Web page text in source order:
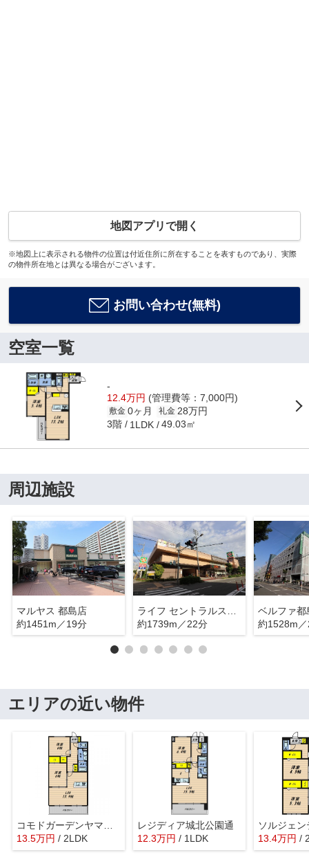
地図アプリで開く
※地図上に表示される物件の位置は付近住所に所在することを表すものであり、実際
の物件所在地とは異なる場合がございます。
お問い合わせ(無料)
空室一覧
-
12.4万円 (管理費等：7,000円)
敷金 0ヶ月 礼金 28万円
3階 1LDK 49.03㎡
周辺施設
マルヤス 都島店
約1451m／19分
約1739m／22分
約1528m
エリアの近い物件
コモドガーデンヤマイチⅠ
13.5万円 / 2LDK
レジディア城北公園通
12.3万円 / 1LDK
ソルジェン
13.4万円 /